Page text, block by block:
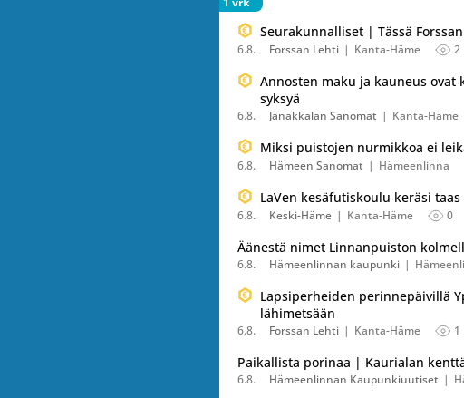
Seurakunnalliset | Tässä
6.8. Forssan Lehti Kanta-Häme 2
Annosten maku ja kauneus ovat
syksyä
6.8. Janakkalan Sanomat Kanta-Häme
Miksi puistojen nurmikkoa ei
6.8. Hämeen Sanomat Hämeenlinna
LaVen kesäfutiskoulu keräsi
6.8. Keski-Häme Kanta-Häme 0
Äänestä nimet Linnanpuiston
6.8. Hämeenlinnan kaupunki
Lapsiperheiden perinnepäivillä
lähimetsään
6.8. Forssan Lehti Kanta-Häme 1
Paikallista porinaa | Kaurialan
6.8. Hämeenlinnan Kaupunkiuutiset